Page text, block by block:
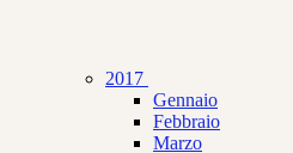
2017
Gennaio
Febbraio
Marzo